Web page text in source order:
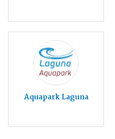
Aquapark Laguna